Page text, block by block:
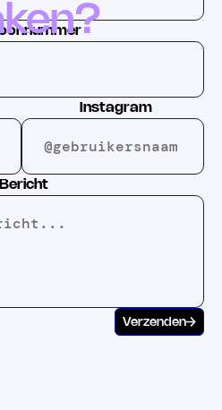
Instagram
Bericht
Verzenden